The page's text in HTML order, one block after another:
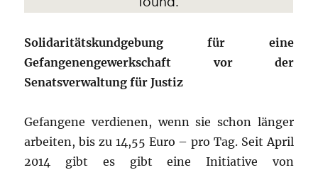
Solidaritätskundgebung für eine
Gefangenengewerkschaft vor der
Senatsverwaltung für Justiz
Gefangene verdienen, wenn sie schon länger
arbeiten, bis zu 14,55 Euro – pro Tag. Seit April
2014 gibt es gibt eine Initiative von